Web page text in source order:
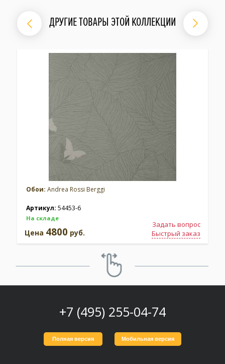
ДРУГИЕ ТОВАРЫ ЭТОЙ КОЛЛЕКЦИИ
Обои: Andrea Rossi Berggi
Артикул: 54453-6
На складе
Задать вопрос
Быстрый заказ
Цена 4800 руб.
+7 (495) 255-04-74
Полная версия Мобильная версия